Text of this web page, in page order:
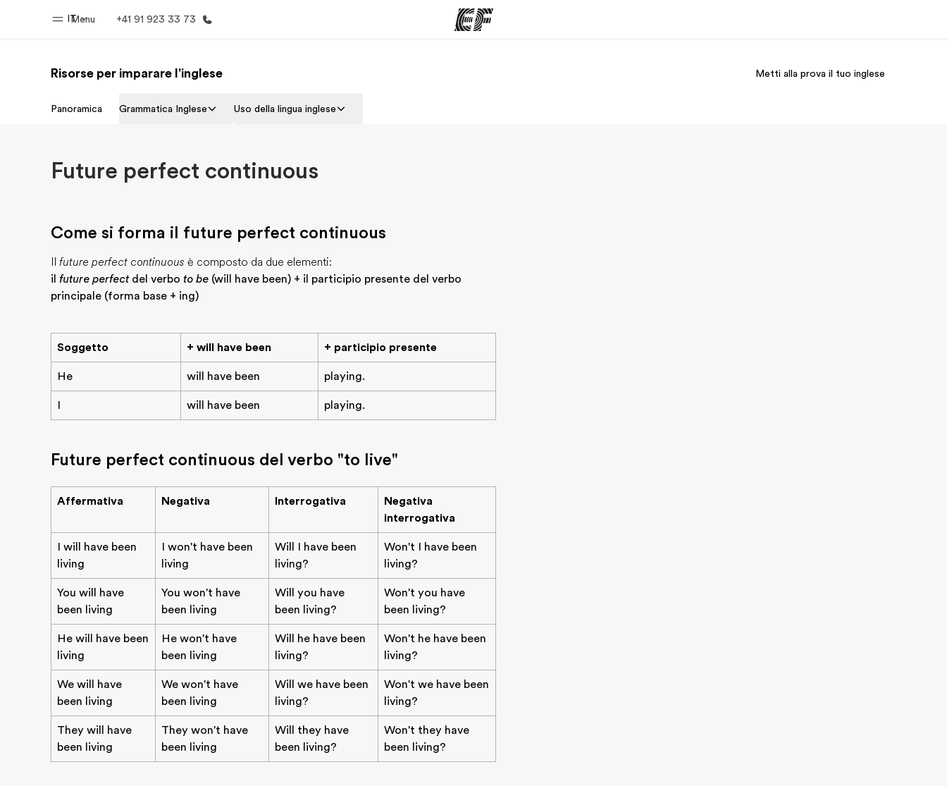
Menu
IT +41 91 923 33 73
Homepage Programmi
Risorse per imparare l'inglese Metti alla prova il tuo inglese
Panoramica Grammatica Inglese Uso della lingua inglese
Future perfect continuous
Come si forma il future perfect continuous
future perfect continuous è composto da due elementi:
il future perfect del verbo to be (will have been) + il participio presente del verbo
principale (forma base + ing)
Soggetto + will have been + participio presente
He will have been playing.
I will have been playing.
Future perfect continuous del verbo "to live"
Affermativa Negativa Interrogativa
Negativa
interrogativa
I will have been
living
I won't have been
living
Will I have been
living?
Won't I have been
living?
You will have
been living
You won't have
been living
Will you have
been living?
Won't you have
been living?
He will have been
living
He won't have
been living
Will he have been
living?
Won't he have been
living?
We will have
been living
We won't have
been living
Will we have been
living?
Won't we have been
living?
They will have
been living
They won't have
been living
Will they have
been living?
Won't they have
been living?